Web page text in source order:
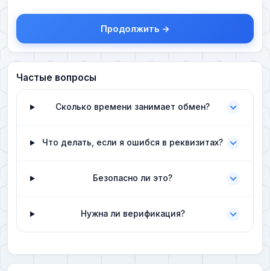
Продолжить →
Частые вопросы
Сколько времени занимает обмен?
Что делать, если я ошибся в реквизитах?
Безопасно ли это?
Нужна ли верификация?